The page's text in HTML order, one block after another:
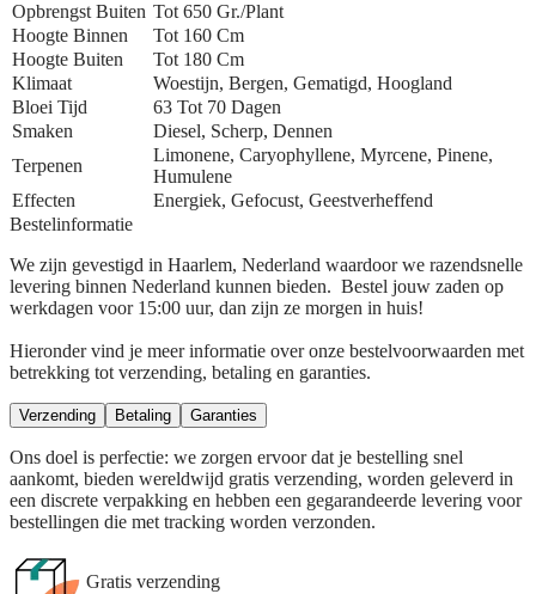
Opbrengst Buiten Tot 650 Gr./plant
Hoogte Binnen
Tot 160 Cm
Hoogte Buiten
Tot 180 Cm
Klimaat
Woestijn, Bergen, Gematigd, Hoogland
Bloei Tijd
63 Tot 70 Dagen
Smaken
Diesel, Scherp, Dennen
Terpenen
Limonene, Caryophyllene, Myrcene, Pinene,
Humulene
Effecten
Energiek, Gefocust, Geestverheffend
Bestelinformatie
We zijn gevestigd in Haarlem, Nederland waardoor we razendsnelle
levering binnen Nederland kunnen bieden. Bestel jouw zaden op
werkdagen voor 15:00 uur, dan zijn ze morgen in huis!
Hieronder vind je meer informatie over onze bestelvoorwaarden met
betrekking tot verzending, betaling en garanties.
Verzending Betaling Garanties
Ons doel is perfectie: we zorgen ervoor dat je bestelling snel
aankomt, bieden wereldwijd gratis verzending, worden geleverd in
een discrete verpakking en hebben een gegarandeerde levering voor
bestellingen die met tracking worden verzonden.
Gratis verzending